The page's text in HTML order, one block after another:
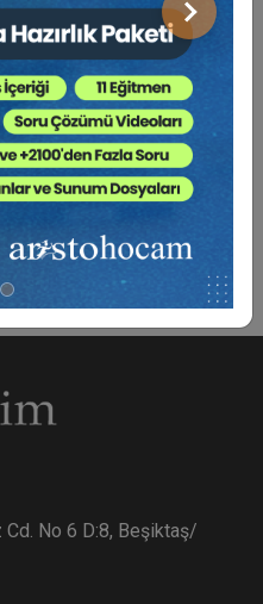
Sonraki
markaya sahip olmuş
aldığı bu gelişim
korunması yönünden
açısından yeteriz
yapılması zorunlu
ile markanın cezai
Cd. No 6 D:8, Beşiktaş/